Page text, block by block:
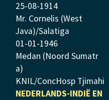
25-08-1914
Mr. Cornelis (West
Java)/Salatiga
01-01-1946
Medan (Noord Sumatr
a)
KNIL/ConcHosp Tjimahi
NEDERLANDS-INDIË EN